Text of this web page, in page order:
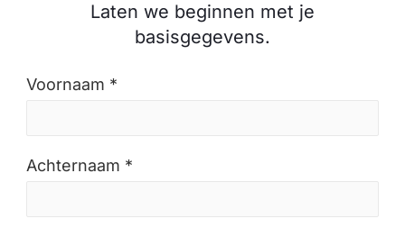
Laten we beginnen met je
basisgegevens.
Voornaam *
Achternaam *